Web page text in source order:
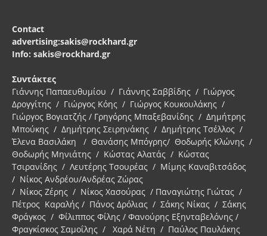
Contact
advertising:sakis@rockhard.gr
Info: sakis@rockhard.gr
Συντάκτες
Γιάννης Παπαευθυμίου / Γιάννης Σαββίδης / Γιώργος
Δρογγίτης / Γιώργος Κόης / Γιώργος Κουκουλάκης /
Γιώργος Βογιατζής / Γρηγόρης Μπαξεβανίδης / Δημήτρης
Μπούκης / Δημήτρης Σειρηνάκης / Δημήτρης Τσέλλος /
Έλενα Βασιλάκη / Θανάσης Μπόγρης/ Θοδωρής Κλώνης /
Θοδωρής Μηνιάτης / Κώστας Αλατάς / Κώστας
Τσιρανίδης / Λευτέρης Τσουρέας / Μίμης Καναβιτσάδος
/ Νίκος Ανδρέου/Ανδρέας Ζώρας
/ Νίκος Ζέρης / Νίκος Χασούρας / Παναγιώτης Γιώτας /
Πέτρος Καραλής / Πάνος Δρόλιας / Σάκης Νίκας / Σάκης
Φράγκος / Φίλιππος Φίλης / Φανούρης Εξηνταβελόνης /
Φραγκίσκος Σαμοΐλης / Χαρά Νέτη / Παύλος Παυλάκης